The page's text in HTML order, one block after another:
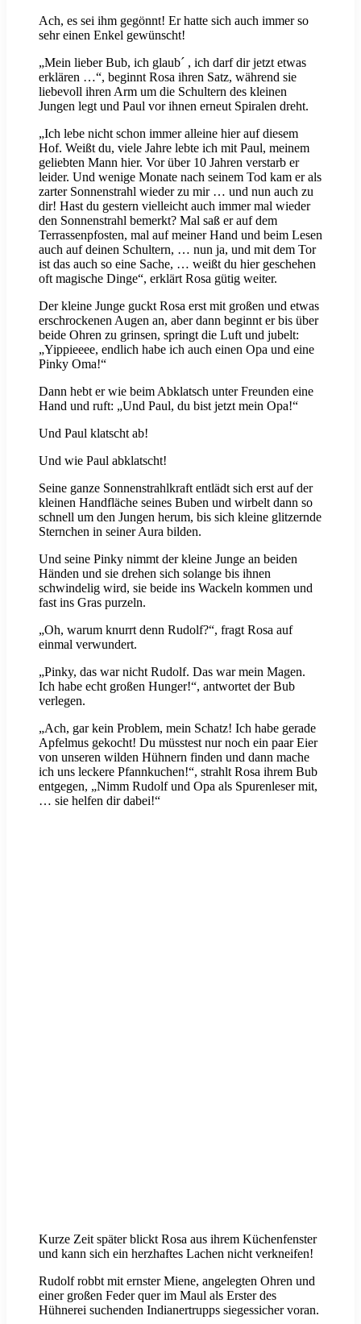
Ach, es sei ihm gegönnt! Er hatte sich auch immer so
sehr einen Enkel gewünscht!
„Mein lieber Bub, ich glaub´ , ich darf dir jetzt etwas
erklären …“, beginnt Rosa ihren Satz, während sie
liebevoll ihren Arm um die Schultern des kleinen
Jungen legt und Paul vor ihnen erneut Spiralen dreht.
„Ich lebe nicht schon immer alleine hier auf diesem
Hof. Weißt du, viele Jahre lebte ich mit Paul, meinem
geliebten Mann hier. Vor über 10 Jahren verstarb er
leider. Und wenige Monate nach seinem Tod kam er als
zarter Sonnenstrahl wieder zu mir … und nun auch zu
dir! Hast du gestern vielleicht auch immer mal wieder
den Sonnenstrahl bemerkt? Mal saß er auf dem
Terrassenpfosten, mal auf meiner Hand und beim Lesen
auch auf deinen Schultern, … nun ja, und mit dem Tor
ist das auch so eine Sache, … weißt du hier geschehen
oft magische Dinge“, erklärt Rosa gütig weiter.
Der kleine Junge guckt Rosa erst mit großen und etwas
erschrockenen Augen an, aber dann beginnt er bis über
beide Ohren zu grinsen, springt die Luft und jubelt:
„Yippieeee, endlich habe ich auch einen Opa und eine
Pinky Oma!“
Dann hebt er wie beim Abklatsch unter Freunden eine
Hand und ruft: „Und Paul, du bist jetzt mein Opa!“
Und Paul klatscht ab!
Und wie Paul abklatscht!
Seine ganze Sonnenstrahlkraft entlädt sich erst auf der
kleinen Handfläche seines Buben und wirbelt dann so
schnell um den Jungen herum, bis sich kleine glitzernde
Sternchen in seiner Aura bilden.
Und seine Pinky nimmt der kleine Junge an beiden
Händen und sie drehen sich solange bis ihnen
schwindelig wird, sie beide ins Wackeln kommen und
fast ins Gras purzeln.
„Oh, warum knurrt denn Rudolf?“, fragt Rosa auf
einmal verwundert.
„Pinky, das war nicht Rudolf. Das war mein Magen.
Ich habe echt großen Hunger!“, antwortet der Bub
verlegen.
„Ach, gar kein Problem, mein Schatz! Ich habe gerade
Apfelmus gekocht! Du müsstest nur noch ein paar Eier
von unseren wilden Hühnern finden und dann mache
ich uns leckere Pfannkuchen!“, strahlt Rosa ihrem Bub
entgegen, „Nimm Rudolf und Opa als Spurenleser mit,
… sie helfen dir dabei!“
Kurze Zeit später blickt Rosa aus ihrem Küchenfenster
und kann sich ein herzhaftes Lachen nicht verkneifen!
Rudolf robbt mit ernster Miene, angelegten Ohren und
einer großen Feder quer im Maul als Erster des
Hühnerei suchenden Indianertrupps siegessicher voran.